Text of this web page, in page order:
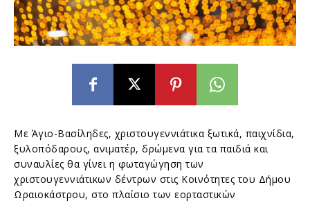
Με Άγιο-Βασίληδες, χριστουγεννιάτικα ξωτικά, παιχνίδια,
ξυλοπόδαρους, ανιματέρ, δρώμενα για τα παιδιά και
συναυλίες θα γίνει η φωταγώγηση των
χριστουγεννιάτικων δέντρων στις Κοινότητες του Δήμου
Ωραιοκάστρου, στο πλαίσιο των εορταστικών